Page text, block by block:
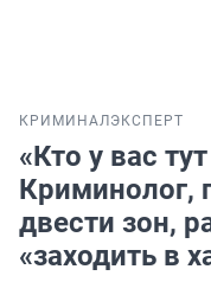
КРИМИНАЛ ЭКСПЕРТ
«Кто у вас
Криминолог,
двести зон,
«заходить в